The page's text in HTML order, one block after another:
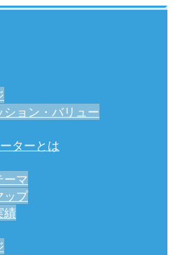
ション・バリュー
ターとは
ーマ
ップ
績